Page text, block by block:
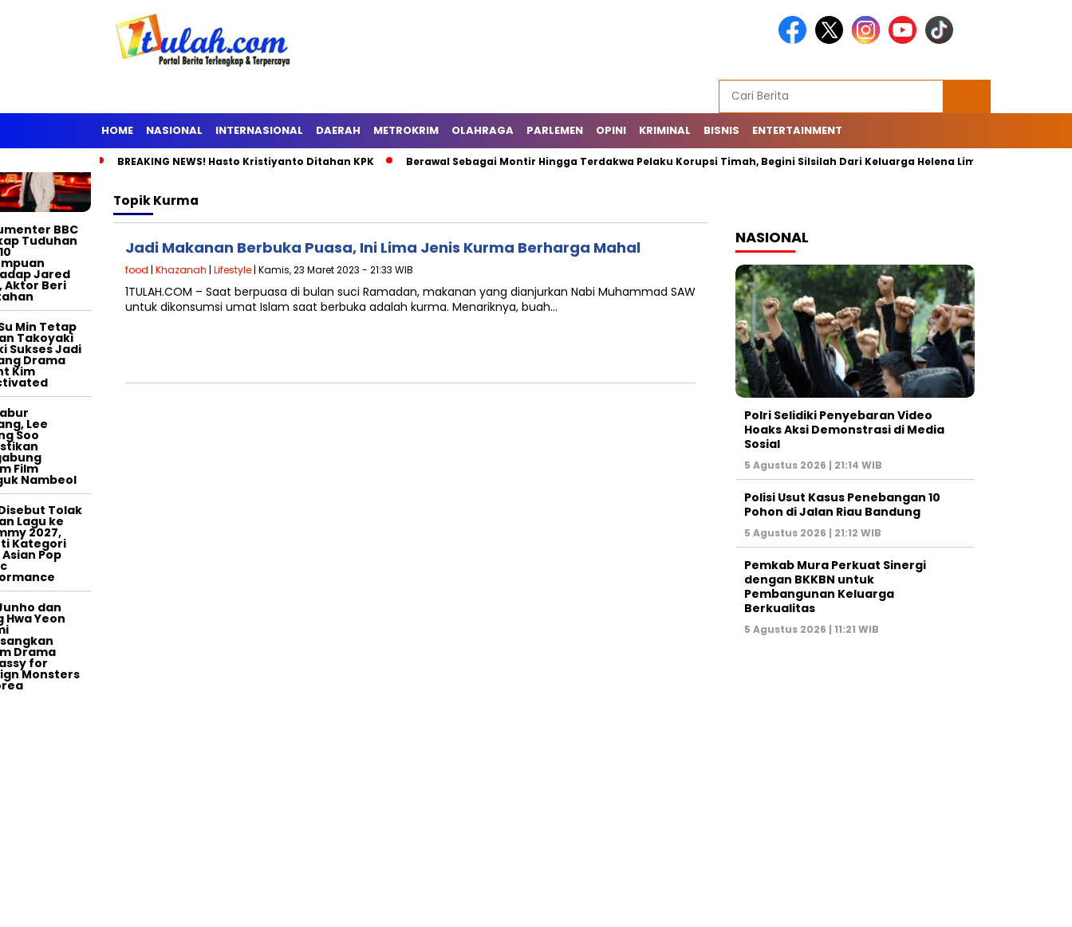
HOME NASIONAL INTERNASIONAL DAERAH METROKRIM OLAHRAGA PARLEMEN OPINI KRIMINAL BISNIS ENTERTAINMENT
BREAKING NEWS! Hasto Kristiyanto Ditahan KPK Berawal Sebagai Montir Hingga Terdakwa Pelaku Korupsi Timah, Begini Silsilah Dari Keluarga Helena Lim
BBC
Tuduhan
Jared
Aktor Beri
Min Tetap
Takoyaki
Sukses Jadi
Drama
Kim
Lee
Soo
Film
Nambeol
Tolak
Lagu ke
2027,
Kategori
Pop
dan
Hwa Yeon
Drama
for
Monsters
TopikKurma
Jadi Makanan Berbuka Puasa, Ini Lima Jenis Kurma Berharga Mahal
food | Khazanah | Lifestyle | Kamis, 23 Maret 2023 - 21:33 WIB
1TULAH.COM – Saat berpuasa di bulan suci Ramadan, makanan yang dianjurkan Nabi Muhammad SAW
untuk dikonsumsi umat Islam saat berbuka adalah kurma. Menariknya, buah…
NASIONAL
Polri Selidiki Penyebaran Video
Hoaks Aksi Demonstrasi di Media
Sosial
5 Agustus 2026 | 21:14 WIB
Polisi Usut Kasus Penebangan 10
Pohon di Jalan Riau Bandung
5 Agustus 2026 | 21:12 WIB
Pemkab Mura Perkuat Sinergi
dengan BKKBN untuk
Pembangunan Keluarga
Berkualitas
5 Agustus 2026 | 11:21 WIB